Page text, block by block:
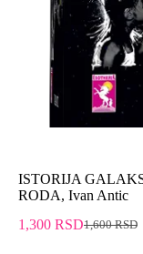
ISTORIJA
RODA, Ivan Antic
1,600RSD
1,300 RSD